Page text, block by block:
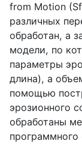
from Motion
различных
обработан, а
модели, по
параметры
длина), а
помощью
эрозионного
обработаны
программного